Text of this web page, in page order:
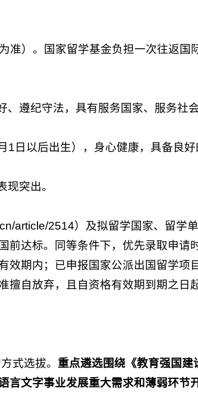
）。国家留学基金负担一次往返国
遵纪守法，具有服务国家、服务社
日以后出生），身心健康，具备良
突出。
article/2514）及拟留学国家、留学
达标。同等条件下，优先录取申请
期内；已申报国家公派出国留学项
自放弃，且自资格有效期到期之日
式选拔。 重点遴选围绕《教育强国
文字事业发展重大需求和薄弱环节